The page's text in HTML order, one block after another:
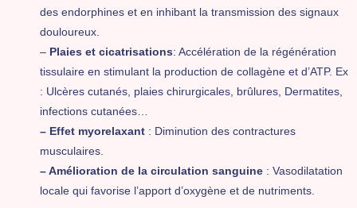
des endorphines et en inhibant la transmission des signaux
douloureux.
– Plaies et cicatrisations: Accélération de la régénération
tissulaire en stimulant la production de collagène et d’ATP. Ex
: Ulcères cutanés, plaies chirurgicales, brûlures, Dermatites,
infections cutanées…
– Effet myorelaxant : Diminution des contractures
musculaires.
– Amélioration de la circulation sanguine : Vasodilatation
locale qui favorise l’apport d’oxygène et de nutriments.